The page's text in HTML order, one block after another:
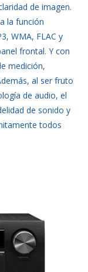
de imagen.
la función
WMA, FLAC y
frontal. Y con
medición,
al ser fruto
de audio, el
de sonido y
todos